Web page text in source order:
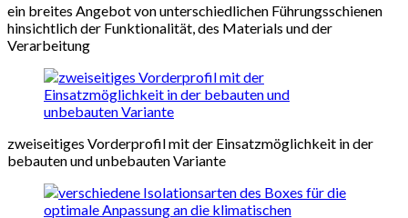
ein breites Angebot von unterschiedlichen Führungsschienen
hinsichtlich der Funktionalität, des Materials und der
Verarbeitung
zweiseitiges Vorderprofil mit der Einsatzmöglichkeit in der
bebauten und unbebauten Variante